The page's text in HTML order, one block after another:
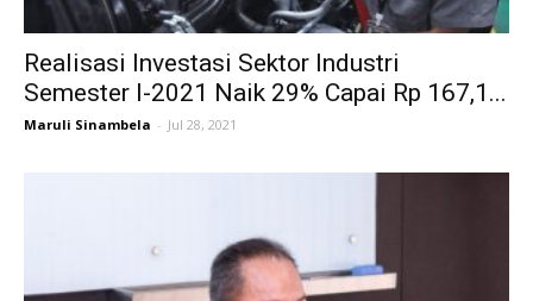
Realisasi Investasi Sektor Industri
Semester I-2021 Naik 29% Capai Rp 167,1...
Maruli Sinambela - Jul 28, 2021